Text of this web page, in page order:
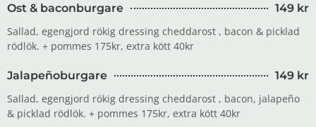
Ost & baconburgare
149 kr
Sallad, egengjord rökig dressing cheddarost , bacon & picklad
rödlök. + pommes 175kr, extra kött 40kr
Jalapeñoburgare
149 kr
Sallad, egengjord rökig dressing cheddarost , bacon, jalapeño
& picklad rödlök. + pommes 175kr, extra kött 40kr